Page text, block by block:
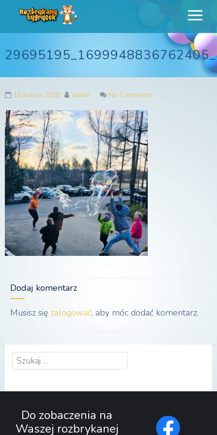
Rozbrykany
Tygrysek
Profesjonalne animacje urodzinowe dla dzieci
15 marca 2019 admin No Comments
Dodaj komentarz
Musisz się zalogować, aby móc dodać komentarz.
Szukaj:
Do zobaczenia na
Waszej rozbrykanej